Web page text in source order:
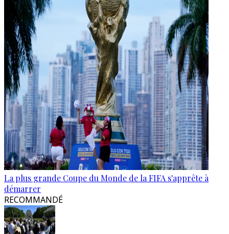
La plus grande Coupe du Monde de la FIFA s'apprête à
démarrer
RECOMMANDÉ